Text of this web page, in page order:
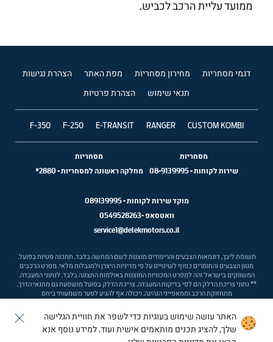
ממועד עליית הרכב לכביש.
דגמי מסחריות מחירון מסחריות מפת האתר הצהרת נגישות
תנאי שימוש הצהרת פרטיות
CUSTOM KOMBI
RANGER
E-TRANSIT
F-250
F-350
מסחריות
שירות לקוחות-
08-9139995
מסחריות
מחלקה ראשונה למסחריות-
2880*
מוקד שירות לקוחות -089139995
וואטסאפ -0549528263
service1@delekmotors.co.il
תשומת ליבך, דוגמאות הצבעים והריפודים מוצגות לשם המחשה בלבד. תתכנה סטיות בפועל.
מגוון הצבעים והחומרים כפוף לשינויים על פי מדיניות היצרן ולמגבלות מלאי. מפרט הרכבים
המשווקים בישראל זהה למפרט המכוניות המוצגות באולמות התצוגה בלבד. לנתוני המעבדה.
** נתוני צריכת הדלק הם לפי בדיקות המעבדה. צריכת הדלק בפועל מושפעת גם מתנאי הדרך,
מתחזוקת הרכב וממאפייני הנהיגה, ויכולה אף להגיע לפער משמעותי ביחס
Ⓒ ford israel
האתר עושה שימוש בעוגיות כדי לשפר את חוויית הגלישה
שלך, להציג תכנים מותאמים אישית ועוד. למידע נוסף אנא